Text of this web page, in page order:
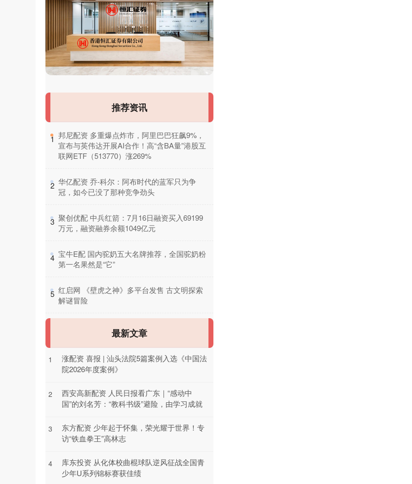
推荐资讯
1 ​邦尼配资 多重爆点炸市，阿里巴巴狂飙9%，
宣布与英伟达开展AI合作！高“含BA量”港股互
联网ETF（513770）涨269%
2 ​华亿配资 乔-科尔：阿布时代的蓝军只为争
冠，如今已没了那种竞争劲头
3 ​聚创优配 中兵红箭：7月16日融资买入69199
万元，融资融券余额1049亿元
4 ​宝牛E配 国内驼奶五大名牌推荐，全国驼奶粉
第一名果然是“它”
5 ​红启网 《壁虎之神》多平台发售 古文明探索
解谜冒险
最新文章
1
涨配资 喜报 | 汕头法院5篇案例入选《中国法
院2026年度案例》
2
西安高新配资 人民日报看广东｜“感动中
国”的刘名芳：“教科书级”避险，由学习成就
3
东方配资 少年起于怀集，荣光耀于世界！专
访“铁血拳王”高林志
4
库东投资 从化体校曲棍球队逆风征战全国青
少年U系列锦标赛获佳绩